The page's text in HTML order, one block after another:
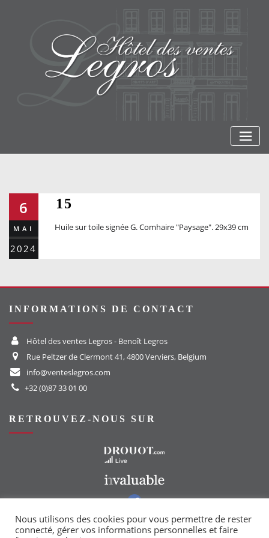
6
MAI
2024
15
Huile sur toile signée G. Comhaire "Paysage". 29x39 cm
INFORMATIONS DE CONTACT
Hôtel des ventes Legros - Benoît Legros
Rue Peltzer de Clermont 41, 4800 Verviers, Belgium
info@venteslegros.com
+32 (0)87 33 01 00
RETROUVEZ-NOUS SUR
Vers notre groupe Facebook
Nous utilisons des cookies pour vous permettre de rester
connecté, gérer vos informations personnelles et faire